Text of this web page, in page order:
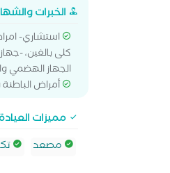
الخبرات
استشاري-
كلى بالغين، -
الجهاز الهضمي
أمراض
مميزات العيادة
مصعد